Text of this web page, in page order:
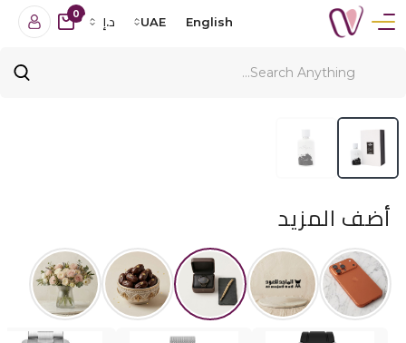
English
UAE د.إ
0
أضف المزيد